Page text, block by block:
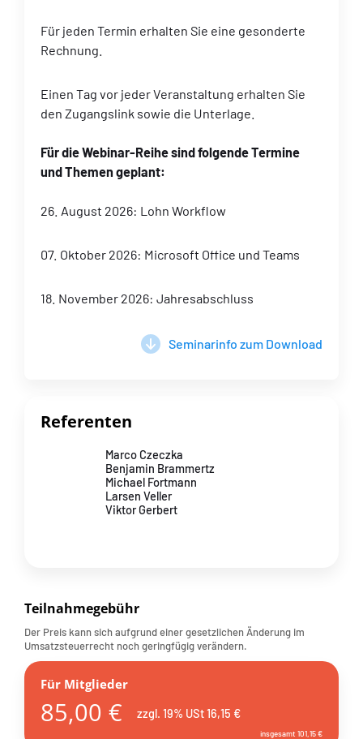
Für jeden Termin erhalten Sie eine gesonderte
Rechnung.
Einen Tag vor jeder Veranstaltung erhalten Sie
den Zugangslink sowie die Unterlage.
Für die Webinar-Reihe sind folgende Termine
und Themen geplant:
26. August 2026: Lohn Workflow
07. Oktober 2026: Microsoft Office und Teams
18. November 2026: Jahresabschluss
Seminarinfo zum Download
Referenten
Marco Czeczka
Benjamin Brammertz
Michael Fortmann
Larsen Veller
Viktor Gerbert
Teilnahmegebühr
Der Preis kann sich aufgrund einer gesetzlichen Änderung im
Umsatzsteuerrecht noch geringfügig verändern.
Für Mitglieder
85,00 € zzgl. 19% USt 16,15 €
insgesamt 101,15 €